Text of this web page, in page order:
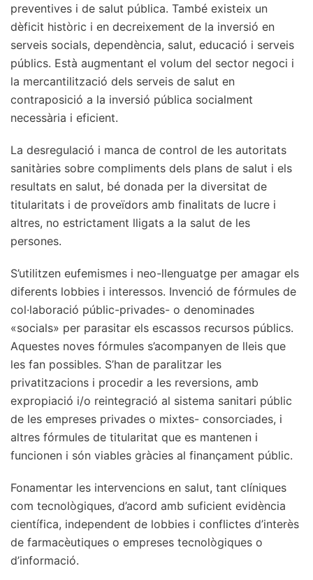
preventives i de salut pública. També existeix un
dèficit històric i en decreixement de la inversió en
serveis socials, dependència, salut, educació i serveis
públics. Està augmentant el volum del sector negoci i
la mercantilització dels serveis de salut en
contraposició a la inversió pública socialment
necessària i eficient.
La desregulació i manca de control de les autoritats
sanitàries sobre compliments dels plans de salut i els
resultats en salut, bé donada per la diversitat de
titularitats i de proveïdors amb finalitats de lucre i
altres, no estrictament lligats a la salut de les
persones.
S’utilitzen eufemismes i neo-llenguatge per amagar els
diferents lobbies i interessos. Invenció de fórmules de
col·laboració públic-privades- o denominades
«socials» per parasitar els escassos recursos públics.
Aquestes noves fórmules s’acompanyen de lleis que
les fan possibles. S’han de paralitzar les
privatitzacions i procedir a les reversions, amb
expropiació i/o reintegració al sistema sanitari públic
de les empreses privades o mixtes- consorciades, i
altres fórmules de titularitat que es mantenen i
funcionen i són viables gràcies al finançament públic.
Fonamentar les intervencions en salut, tant clíniques
com tecnològiques, d’acord amb suficient evidència
científica, independent de lobbies i conflictes d’interès
de farmacèutiques o empreses tecnològiques o
d’informació.